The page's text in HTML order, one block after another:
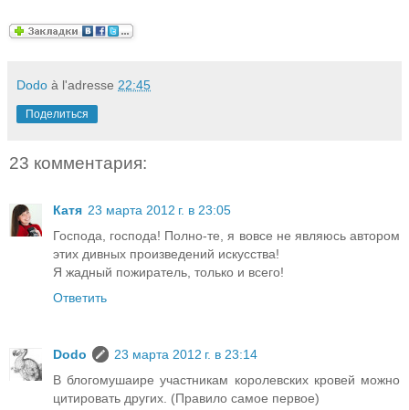
Dodo à l'adresse 22:45
Поделиться
23 комментария:
Катя 23 марта 2012 г. в 23:05
Господа, господа! Полно-те, я вовсе не являюсь автором
этих дивных произведений искусства!
Я жадный пожиратель, только и всего!
Ответить
Dodo
23 марта 2012 г. в 23:14
В блогомушаире участникам королевских кровей можно
цитировать других. (Правило самое первое)